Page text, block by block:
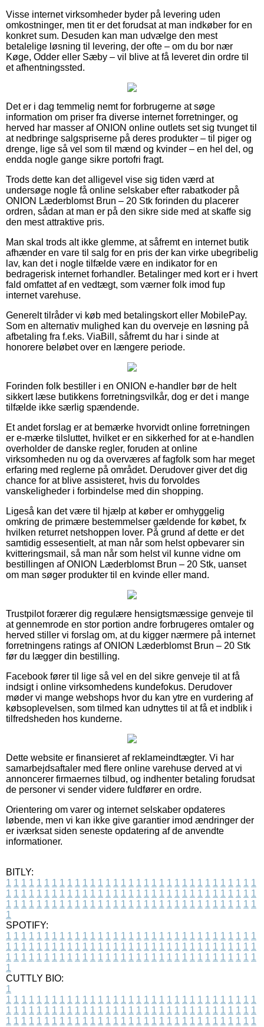
Visse internet virksomheder byder på levering uden
omkostninger, men tit er det forudsat at man indkøber for en
konkret sum. Desuden kan man udvælge den mest
betalelige løsning til levering, der ofte – om du bor nær
Køge, Odder eller Sæby – vil blive at få leveret din ordre til
et afhentningssted.
Det er i dag temmelig nemt for forbrugerne at søge
information om priser fra diverse internet forretninger, og
herved har masser af ONION online outlets set sig tvunget til
at nedbringe salgspriserne på deres produkter – til piger og
drenge, lige så vel som til mænd og kvinder – en hel del, og
endda nogle gange sikre portofri fragt.
Trods dette kan det alligevel vise sig tiden værd at
undersøge nogle få online selskaber efter rabatkoder på
ONION Læderblomst Brun – 20 Stk forinden du placerer
ordren, sådan at man er på den sikre side med at skaffe sig
den mest attraktive pris.
Man skal trods alt ikke glemme, at såfremt en internet butik
afhænder en vare til salg for en pris der kan virke ubegribelig
lav, kan det i nogle tilfælde være en indikator for en
bedragerisk internet forhandler. Betalinger med kort er i hvert
fald omfattet af en vedtægt, som værner folk imod fup
internet varehuse.
Generelt tilråder vi køb med betalingskort eller MobilePay.
Som en alternativ mulighed kan du overveje en løsning på
afbetaling fra f.eks. ViaBill, såfremt du har i sinde at
honorere beløbet over en længere periode.
Forinden folk bestiller i en ONION e-handler bør de helt
sikkert læse butikkens forretningsvilkår, dog er det i mange
tilfælde ikke særlig spændende.
Et andet forslag er at bemærke hvorvidt online forretningen
er e-mærke tilsluttet, hvilket er en sikkerhed for at e-handlen
overholder de danske regler, foruden at online
virksomheden nu og da overværes af fagfolk som har meget
erfaring med reglerne på området. Derudover giver det dig
chance for at blive assisteret, hvis du forvoldes
vanskeligheder i forbindelse med din shopping.
Ligeså kan det være til hjælp at køber er omhyggelig
omkring de primære bestemmelser gældende for købet, fx
hvilken returret netshoppen lover. På grund af dette er det
samtidig essesentielt, at man når som helst opbevarer sin
kvitteringsmail, så man når som helst vil kunne vidne om
bestillingen af ONION Læderblomst Brun – 20 Stk, uanset
om man søger produkter til en kvinde eller mand.
Trustpilot forærer dig regulære hensigtsmæssige genveje til
at gennemrode en stor portion andre forbrugeres omtaler og
herved stiller vi forslag om, at du kigger nærmere på internet
forretningens ratings af ONION Læderblomst Brun – 20 Stk
før du lægger din bestilling.
Facebook fører til lige så vel en del sikre genveje til at få
indsigt i online virksomhedens kundefokus. Derudover
møder vi mange webshops hvor du kan ytre en vurdering af
købsoplevelsen, som tilmed kan udnyttes til at få et indblik i
tilfredsheden hos kunderne.
Dette website er finansieret af reklameindtægter. Vi har
samarbejdsaftaler med flere online varehuse derved at vi
annoncerer firmaernes tilbud, og indhenter betaling forudsat
de personer vi sender videre fuldfører en ordre.
Orientering om varer og internet selskaber opdateres
løbende, men vi kan ikke give garantier imod ændringer der
er iværksat siden seneste opdatering af de anvendte
informationer.
BITLY:
1 1 1 1 1 1 1 1 1 1 1 1 1 1 1 1 1 1 1 1 1 1 1 1 1 1 1 1 1 1 1 1 1
1 1 1 1 1 1 1 1 1 1 1 1 1 1 1 1 1 1 1 1 1 1 1 1 1 1 1 1 1 1 1 1 1
1 1 1 1 1 1 1 1 1 1 1 1 1 1 1 1 1 1 1 1 1 1 1 1 1 1 1 1 1 1 1 1 1
1
SPOTIFY:
1 1 1 1 1 1 1 1 1 1 1 1 1 1 1 1 1 1 1 1 1 1 1 1 1 1 1 1 1 1 1 1 1
1 1 1 1 1 1 1 1 1 1 1 1 1 1 1 1 1 1 1 1 1 1 1 1 1 1 1 1 1 1 1 1 1
1 1 1 1 1 1 1 1 1 1 1 1 1 1 1 1 1 1 1 1 1 1 1 1 1 1 1 1 1 1 1 1 1
1
CUTTLY BIO:
1
1 1 1 1 1 1 1 1 1 1 1 1 1 1 1 1 1 1 1 1 1 1 1 1 1 1 1 1 1 1 1 1 1
1 1 1 1 1 1 1 1 1 1 1 1 1 1 1 1 1 1 1 1 1 1 1 1 1 1 1 1 1 1 1 1 1
1 1 1 1 1 1 1 1 1 1 1 1 1 1 1 1 1 1 1 1 1 1 1 1 1 1 1 1 1 1 1 1 1